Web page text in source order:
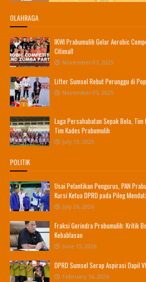
OLAHRAGA
IKWI Prabumulih Gelar Aerobic
Citimall
November 07, 2025
Lifter Sumsel Rebut Perunggu di
November 05, 2025
Laga Persahabatan Sepak Bola, Tim
Tim Kades Prabumulih
July 13, 2025
POLITIK
Usai Pelantikan Pengurus, PAN
Kursi Ketua DPRD pada Pileg
July 26, 2026
Fraksi Gerindra Prabumulih: Kritik
Kebablasan
June 15, 2026
DPRD Sumsel Serap Aspirasi Dapil VI
February 16, 2026